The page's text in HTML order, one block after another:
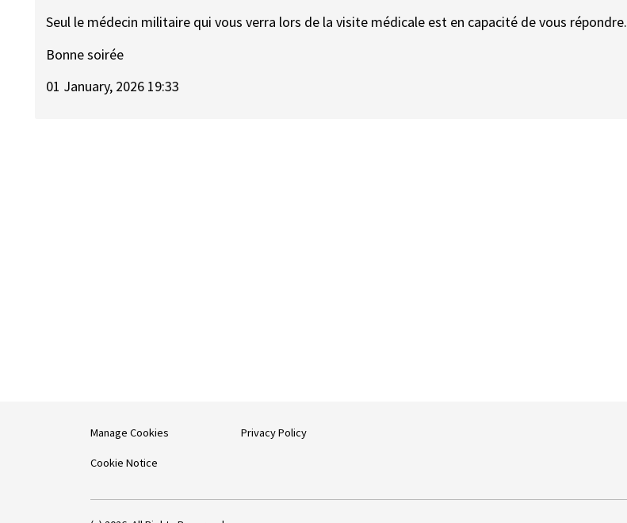
Seul le médecin militaire qui vous verra lors de la visite médicale est en capacité de vous répondre.
Bonne soirée
01 January, 2026 19:33
Manage Cookies
Cookie Notice
Privacy Policy